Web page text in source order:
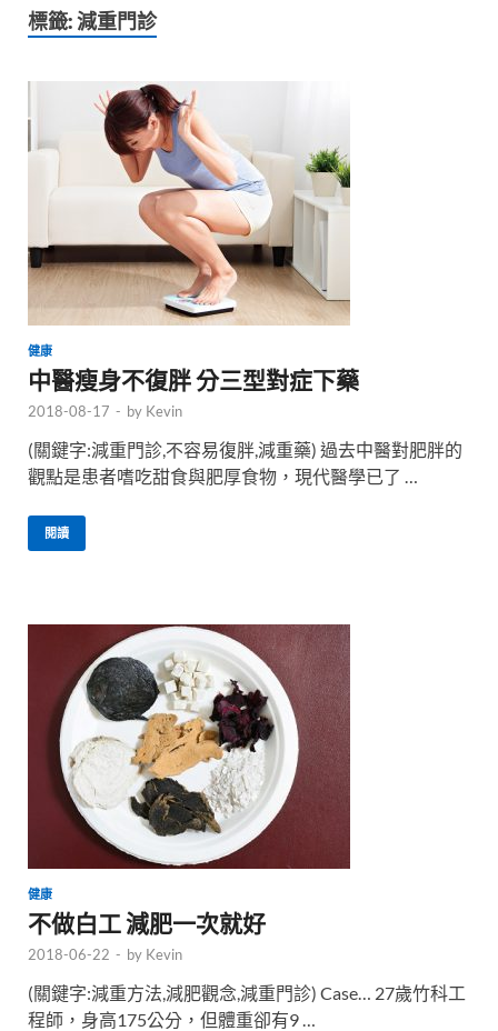
標籤:減重門診
健康
中醫瘦身不復胖 分三型對症下藥
2018-08-17 - by Kevin
(關鍵字:減重門診,不容易復胖,減重藥) 過去中醫對肥胖的
觀點是患者嗜吃甜食與肥厚食物，現代醫學已了 …
閱讀
健康
不做白工 減肥一次就好
2018-06-22 - by Kevin
(關鍵字:減重方法,減肥觀念,減重門診) Case… 27歲竹科工
程師，身高175公分，但體重卻有9 …